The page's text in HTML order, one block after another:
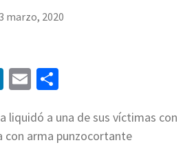
3 marzo, 2020
LinkedIn
Email
liquidó a una de sus víctimas con
con arma punzocortante